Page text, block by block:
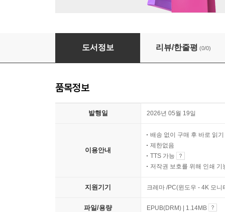
정글북 : 야생의 법칙
도서정보 리뷰/한줄평 (0/0)
품목정보
발행일 2026년 05월 19일
이용안내
배송 없이 구매 후 바로 읽기
제한없음
TTS 가능
저작권 보호를 위해 인쇄 기
지원기기 크레마 /PC(윈도우 - 4K 모
파일/용량 EPUB(DRM) | 1.14MB